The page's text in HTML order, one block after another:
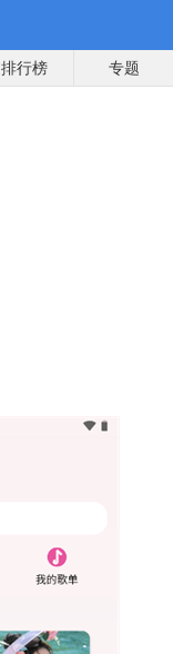
排行榜 专题